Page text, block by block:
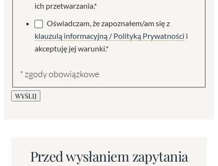
ich przetwarzania.*
Oświadczam, że zapoznałem/am się z
klauzulą informacyjną / Polityką Prywatności i
akceptuję jej warunki.*
* zgody obowiązkowe
WYŚLIJ
Przed wysłaniem zapytania